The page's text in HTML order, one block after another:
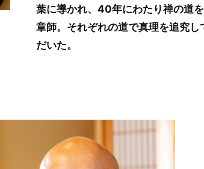
葉に導かれ、40年にわたり禅の道
章師。それぞれの道で真理を追究
だいた。